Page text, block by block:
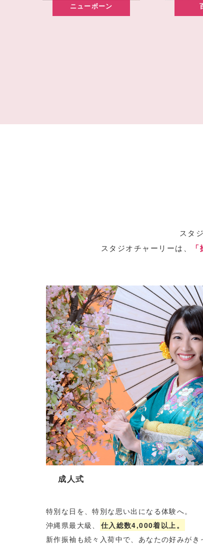
ニューボーン
スタ
スタジオチャーリーは、
成人式
特別な日を、特別な思い出になる体験へ。
沖縄県最大級、
仕入総数4,000着以上。
新作振袖も続々入荷中で、あなたの好みがき